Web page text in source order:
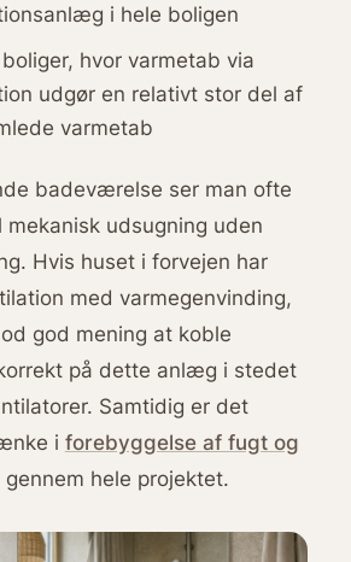
i hele boligen
hvor varmetab via
udgør en relativt stor del af
varmetab
badeværelse ser man ofte
mekanisk udsugning uden
Hvis huset i forvejen har
med varmegenvinding,
god mening at koble
på dette anlæg i stedet
Samtidig er det
i forebyggelse af fugt og
gennem hele projektet.